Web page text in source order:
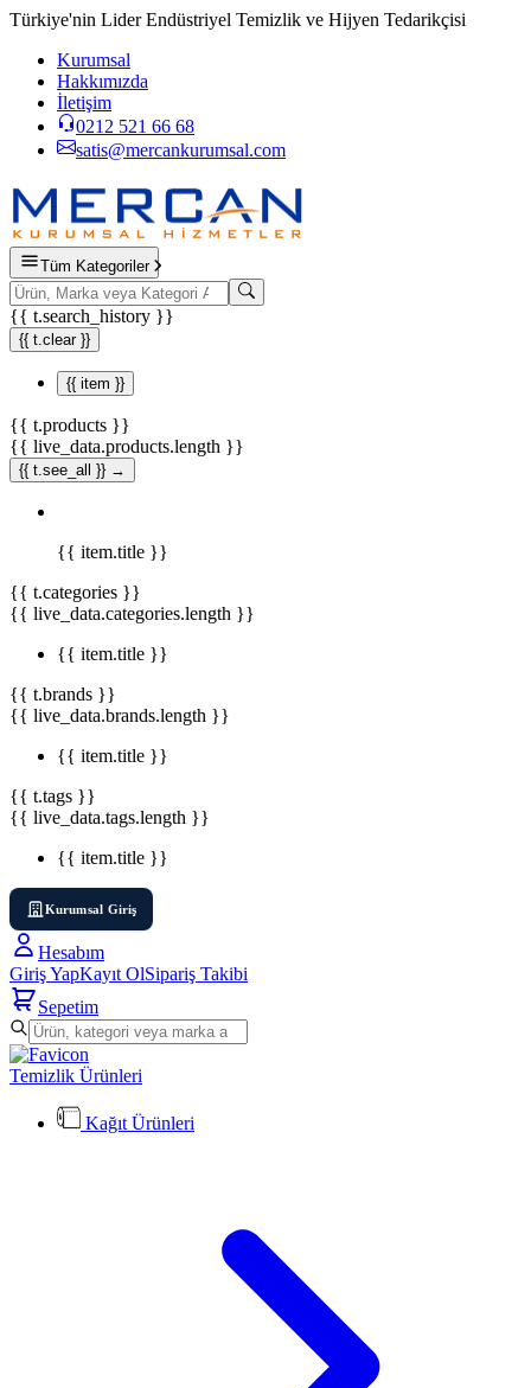
Türkiye'nin Lider Endüstriyel Temizlik ve Hijyen Tedarikçisi
Kurumsal
Hakkımızda
İletişim
0212 521 66 68
satis@mercankurumsal.com
Tüm Kategoriler
{{ t.search_history }}
{{ t.clear }}
{{ item }}
{{ t.products }}
{{ live_data.products.length }}
{{ t.see_all }} →
{{ item.title }}
{{ t.categories }}
{{ live_data.categories.length }}
{{ item.title }}
{{ t.brands }}
{{ live_data.brands.length }}
{{ item.title }}
{{ t.tags }}
{{ live_data.tags.length }}
{{ item.title }}
Kurumsal Giriş
Hesabım
Giriş YapKayıt OlSipariş Takibi
Sepetim
Temizlik Ürünleri
Kağıt Ürünleri